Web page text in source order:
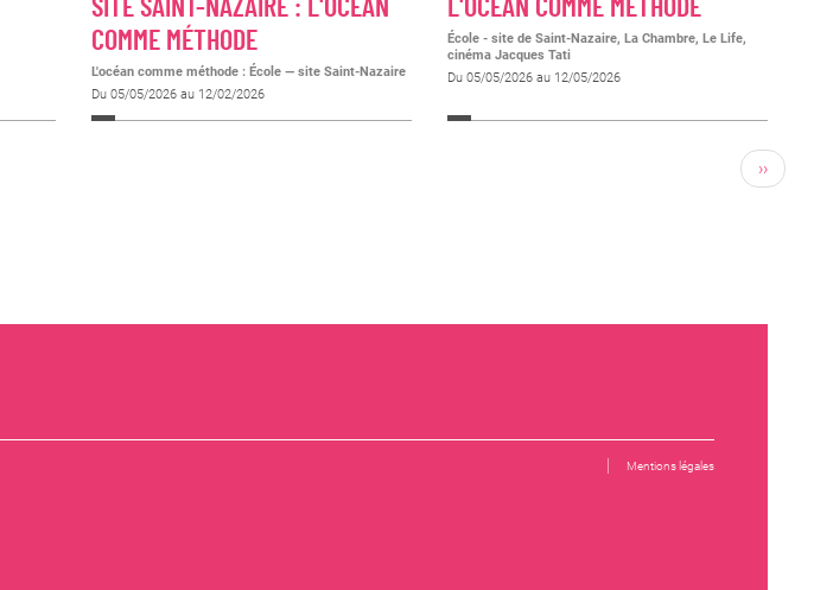
SITE SAINT-NAZAIRE : L'OCÉAN
COMME MÉTHODE
L'océan comme méthode : École — site Saint-Nazaire
Du 05/05/2026 au 12/02/2026
L'OCÉAN COMME MÉTHODE
École - site de Saint-Nazaire, La Chambre, Le Life,
cinéma Jacques Tati
Du 05/05/2026 au 12/05/2026
››
Mentions légales